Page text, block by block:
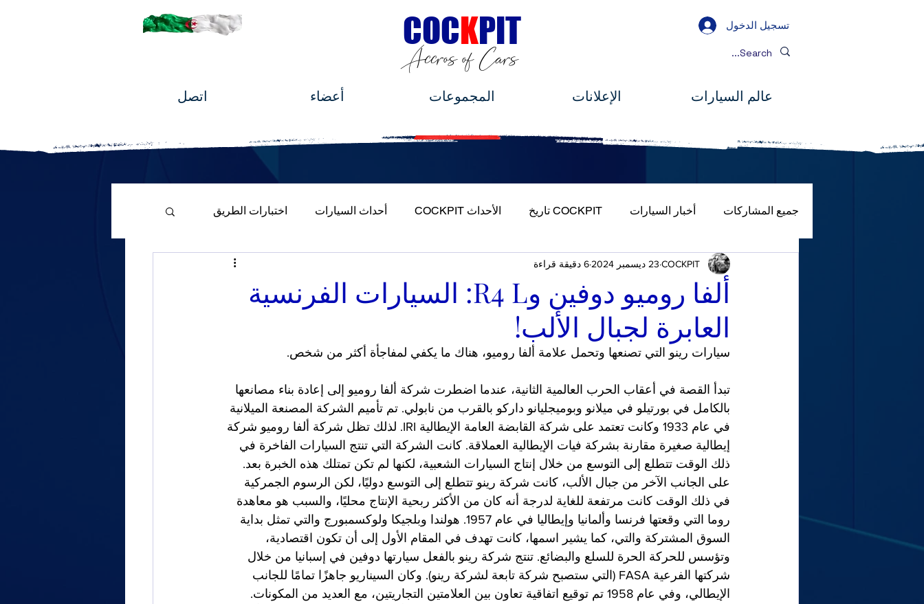
COCKPIT
Accros of Cars
تسجيل الدخول
عالم السيارات الإعلانات المجموعات أعضاء اتصل
جميع المشاركات أخبار السيارات COCKPIT تاريخ الأحداث COCKPIT أحداث السيارات اختبارات الطريق
المصباح الكامل جولة بسيارتي
ألفا روميو دوفين وR4 L: السيارات الفرنسية
العابرة لجبال الألب!
COCKPIT 23 ديسمبر 2024 6 دقيقة قراءة
سيارات رينو التي تصنعها وتحمل علامة ألفا روميو، هناك ما يكفي لمفاجأة أكثر من شخص.
تبدأ القصة في أعقاب الحرب العالمية الثانية، عندما اضطرت شركة ألفا روميو إلى إعادة بناء مصانعها
بالكامل في بورتيلو في ميلانو وبوميجليانو داركو بالقرب من نابولي. تم تأميم الشركة المصنعة الميلانية
في عام 1933 وكانت تعتمد على شركة القابضة العامة الإيطالية IRI. لذلك تظل شركة ألفا روميو شركة
إيطالية صغيرة مقارنة بشركة فيات الإيطالية العملاقة. كانت الشركة التي تنتج السيارات الفاخرة في
ذلك الوقت تتطلع إلى التوسع من خلال إنتاج السيارات الشعبية، لكنها لم تكن تمتلك هذه الخبرة بعد.
على الجانب الآخر من جبال الألب، كانت شركة رينو تتطلع إلى التوسع دوليًا، لكن الرسوم الجمركية
في ذلك الوقت كانت مرتفعة للغاية لدرجة أنه كان من الأكثر ربحية الإنتاج محليًا، والسبب هو معاهدة
روما التي وقعتها فرنسا وألمانيا وإيطاليا في عام 1957. هولندا وبلجيكا ولوكسمبورج والتي تمثل بداية
السوق المشتركة والتي، كما يشير اسمها، كانت تهدف في المقام الأول إلى أن تكون اقتصادية،
وتؤسس للحركة الحرة للسلع والبضائع. تنتج شركة رينو بالفعل سيارتها دوفين في إسبانيا من خلال
شركتها الفرعية FASA (التي ستصبح شركة تابعة لشركة رينو). وكان السيناريو جاهزًا تمامًا للجانب
الإيطالي، وفي عام 1958 تم توقيع اتفاقية تعاون بين العلامتين التجاريتين، مع العديد من المكونات.